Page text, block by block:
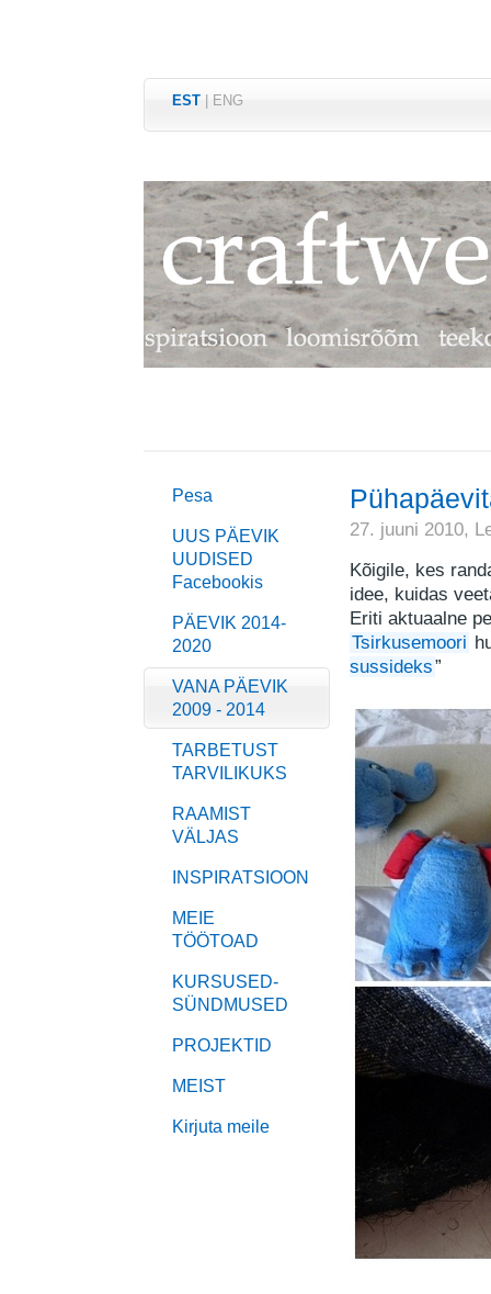
EST ENG
Pesa
UUS PÄEVIK
UUDISED
Facebookis
PÄEVIK 2014-
2020
VANA PÄEVIK
2009 - 2014
TARBETUST
TARVILIKUKS
RAAMIST
VÄLJAS
INSPIRATSIOON
MEIE
TÖÖTOAD
KURSUSED-
SÜNDMUSED
PROJEKTID
MEIST
Kirjuta meile
27. juuni 2010,
Kõigile, kes
idee, kuidas
Eriti aktuaalne
Tsirkusemoori
sussideks”